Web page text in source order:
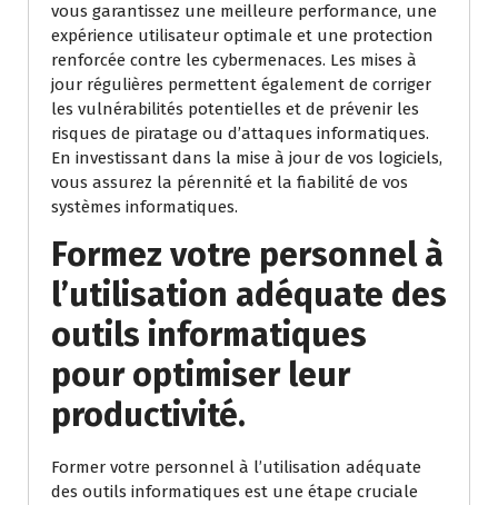
vous garantissez une meilleure performance, une
expérience utilisateur optimale et une protection
renforcée contre les cybermenaces. Les mises à
jour régulières permettent également de corriger
les vulnérabilités potentielles et de prévenir les
risques de piratage ou d’attaques informatiques.
En investissant dans la mise à jour de vos logiciels,
vous assurez la pérennité et la fiabilité de vos
systèmes informatiques.
Formez votre personnel à
l’utilisation adéquate des
outils informatiques
pour optimiser leur
productivité.
Former votre personnel à l’utilisation adéquate
des outils informatiques est une étape cruciale